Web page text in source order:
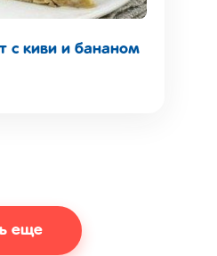
с киви и бананом
еще